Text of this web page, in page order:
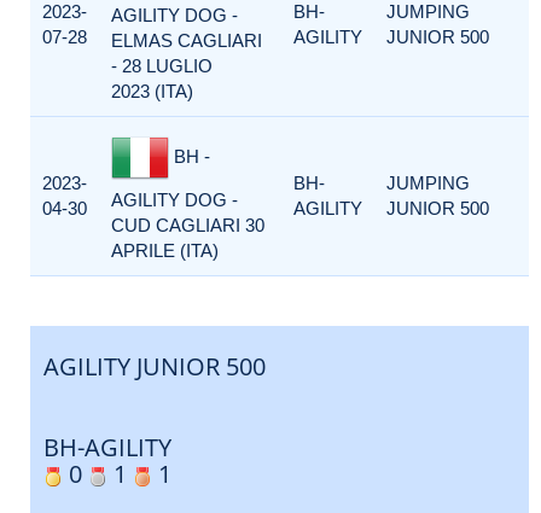
2023-
07-28
AGILITY DOG -
ELMAS CAGLIARI
- 28 LUGLIO
2023 (ITA)
BH-
AGILITY
JUMPING
JUNIOR 500
2023-
04-30
BH -
AGILITY DOG -
CUD CAGLIARI 30
APRILE (ITA)
BH-
AGILITY
JUMPING
JUNIOR 500
AGILITY JUNIOR 500
BH-AGILITY
0
1 1